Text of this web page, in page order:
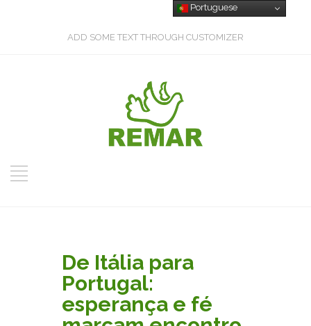
ADD SOME TEXT THROUGH CUSTOMIZER
De Itália para
Portugal:
esperança e fé
Portuguese